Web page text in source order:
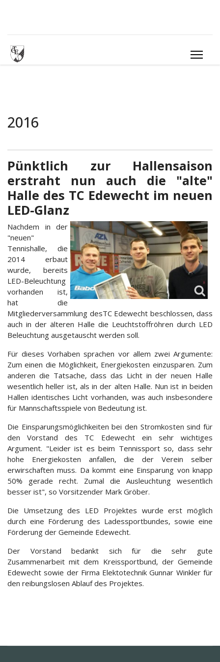
2016
Pünktlich zur Hallensaison
erstraht nun auch die "alte"
Halle des TC Edewecht im neuen
LED-Glanz
Nachdem in der
"neuen"
Tennishalle, die
2014 erbaut
wurde, bereits
LED-Beleuchtung
vorhanden ist,
hat die
Mitgliederversammlung desTC Edewecht beschlossen, dass
auch in der älteren Halle die Leuchtstoffröhren durch LED
Beleuchtung ausgetauscht werden soll.
Für dieses Vorhaben sprachen vor allem zwei Argumente:
Zum einen die Möglichkeit, Energiekosten einzusparen. Zum
anderen die Tatsache, dass das Licht in der neuen Halle
wesentlich heller ist, als in der alten Halle. Nun ist in beiden
Hallen identisches Licht vorhanden, was auch insbesondere
für Mannschaftsspiele von Bedeutung ist.
Die Einsparungsmöglichkeiten bei den Stromkosten sind für
den Vorstand des TC Edewecht ein sehr wichtiges
Argument. "Leider ist es beim Tennissport so, dass sehr
hohe Energiekosten anfallen, die der Verein selber
erwirschaften muss. Da kommt eine Einsparung von knapp
50% gerade recht. Zumal die Ausleuchtung wesentlich
besser ist", so Vorsitzender Mark Gröber.
Die Umsetzung des LED Projektes wurde erst möglich
durch eine Förderung des Ladessportbundes, sowie eine
Förderung der Gemeinde Edewecht.
Der Vorstand bedankt sich für die sehr gute
Zusammenarbeit mit dem Kreissportbund, der Gemeinde
Edewecht sowie der Firma Elektotechnik Gunnar Winkler für
den reibungslosen Ablauf des Projektes.